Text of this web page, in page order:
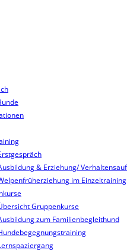
& Erziehung/
im Einzeltraining
Gruppenkurse
zum Familienbegleithund